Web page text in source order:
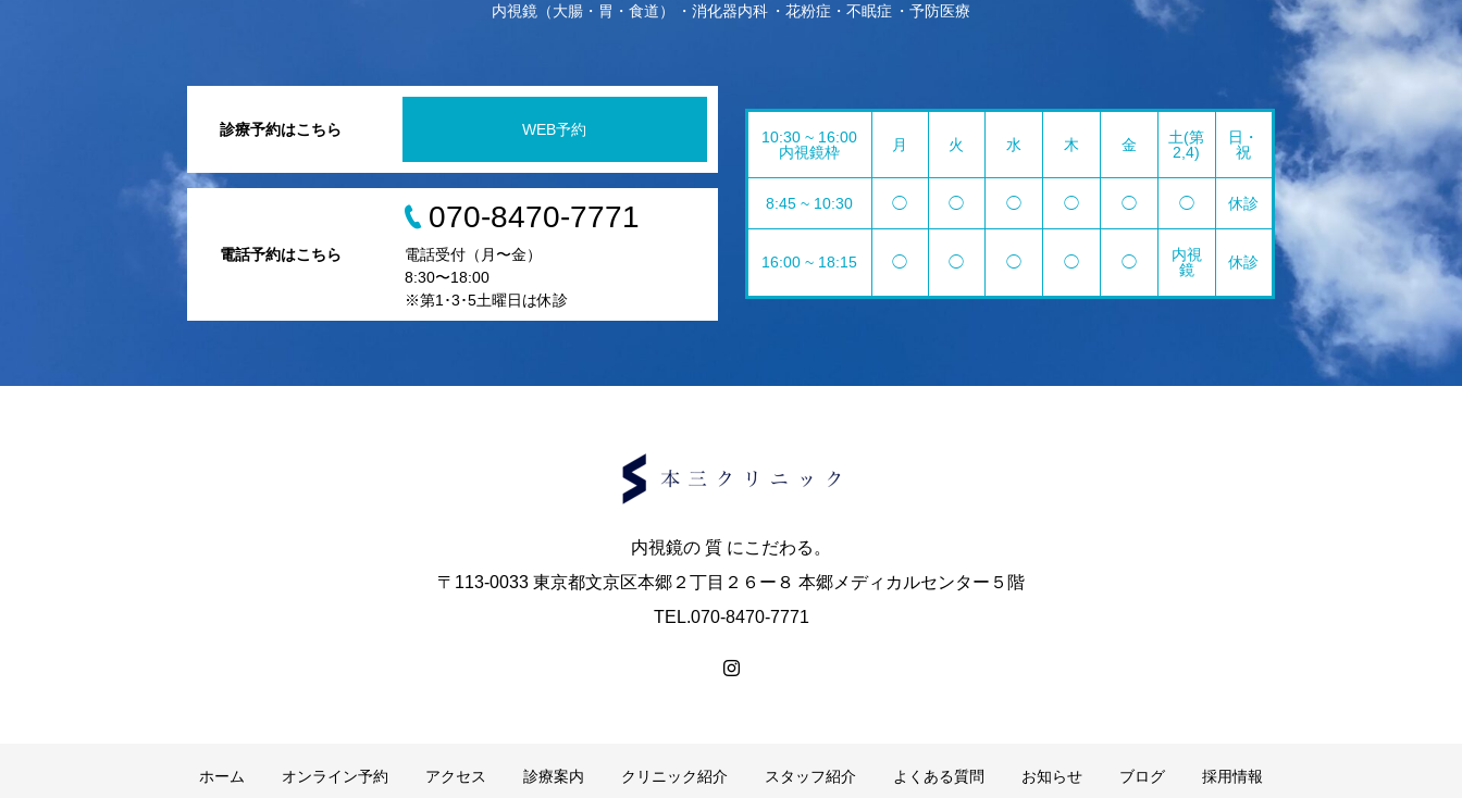
内視鏡（大腸・胃・食道） 消化器内科 花粉症・不眠症 予防医療
診療予約はこちら WEB予約
電話予約はこちら
070-8470-7771
電話受付（月〜金）
8:30〜18:00
※第1･3･5土曜日は休診
10:30 ~ 16:00
内視鏡枠
月 火 水 木 金
土(第
2,4)
日・
祝
8:45 ~ 10:30 ◯ ◯ ◯ ◯ ◯ ◯ 休診
16:00 ~ 18:15 ◯ ◯ ◯ ◯ ◯
内視
鏡
休診
内視鏡の 質 にこだわる。
〒113-0033 東京都文京区本郷２丁目２６ー８ 本郷メディカルセンター５階
TEL.070-8470-7771
ホーム オンライン予約 アクセス 診療案内 クリニック紹介 スタッフ紹介 よくある質問 お知らせ ブログ 採用情報